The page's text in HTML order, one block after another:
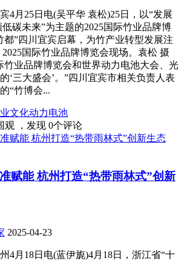
月25日电(吴平华 袁松)25日，以“发展
碳未来”为主题的2025国际竹业品牌博
都”四川宜宾启幕，为竹产业转型发展注
2025国际竹业品牌博览会现场。袁松 摄
业品牌博览会和世界动力电池大会、光
‘三大盛会’。”四川宜宾市相关负责人表
“竹博会...
文化动力电池
观 ，发现 0个评论
赋能 杭州打造“热带雨林式”创新
2025-04-23
月18日电(蓝伊旎)4月18日，浙江省“十